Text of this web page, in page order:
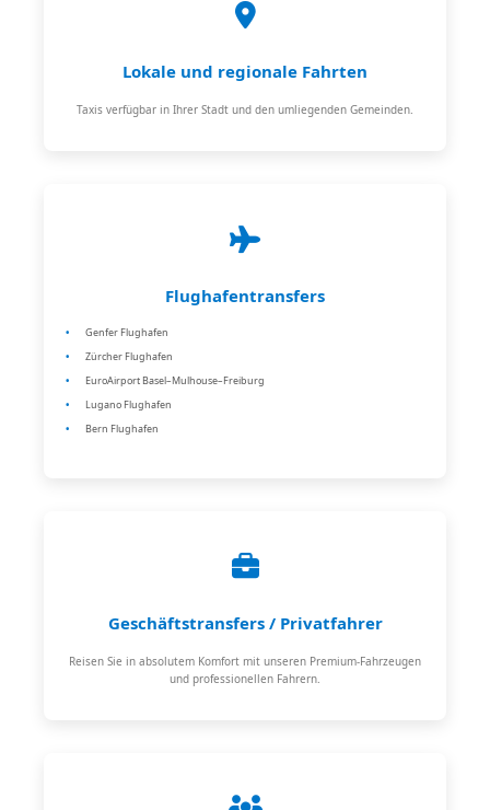
Lokale und regionale Fahrten
Taxis verfügbar in Ihrer Stadt und den umliegenden Gemeinden.
Flughafentransfers
Genfer Flughafen
Zürcher Flughafen
EuroAirport Basel–Mulhouse–Freiburg
Lugano Flughafen
Bern Flughafen
Geschäftstransfers / Privatfahrer
Reisen Sie in absolutem Komfort mit unseren Premium-Fahrzeugen
und professionellen Fahrern.